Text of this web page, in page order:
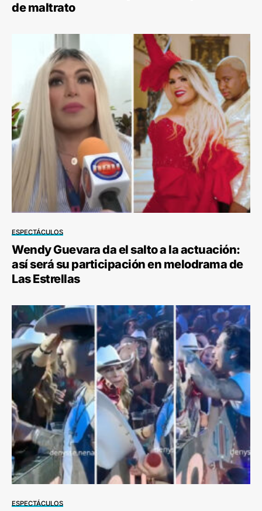
de maltrato
ESPECTÁCULOS
Wendy Guevara da el salto a la actuación:
así será su participación en melodrama de
Las Estrellas
ESPECTÁCULOS